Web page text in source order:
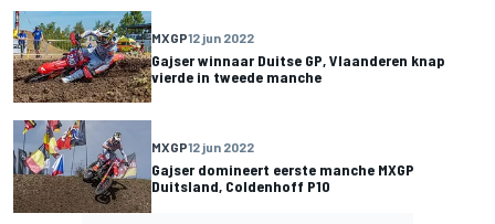
MXGP12 jun 2022
Gajser winnaar Duitse GP, Vlaanderen knap
vierde in tweede manche
MXGP12 jun 2022
Gajser domineert eerste manche MXGP
Duitsland, Coldenhoff P10